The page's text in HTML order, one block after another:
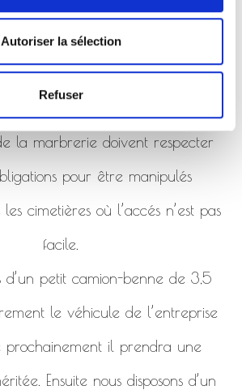
Autoriser la sélection
Refuser
véhicules.
l’activité de pompes funèbres ou
la marbrerie doivent respecter
pour être manipulés
cimetières où l’accés n’est pas
facile.
d’un petit camion-benne de 3,5
le véhicule de l’entreprise
prochainement il prendra une
Ensuite nous disposons d’un